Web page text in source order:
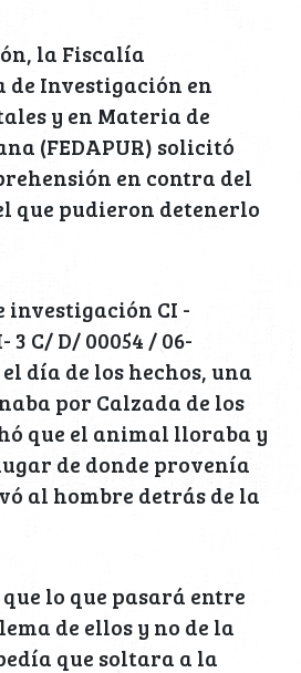
la Fiscalía
de Investigación en
y en Materia de
(FEDAPUR) solicitó
en contra del
que pudieron detenerlo
investigación CI -
3 C/ D/ 00054 / 06-
día de los hechos, una
por Calzada de los
que el animal lloraba y
de donde provenía
al hombre detrás de la
lo que pasará entre
de ellos y no de la
que soltara a la